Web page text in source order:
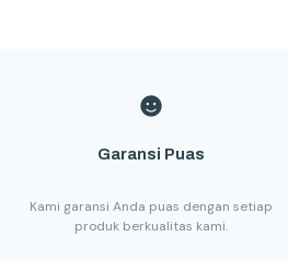
Garansi Puas
Kami garansi Anda puas dengan setiap
produk berkualitas kami.